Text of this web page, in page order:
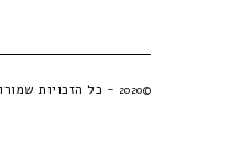
©2020 - כל הזכויות